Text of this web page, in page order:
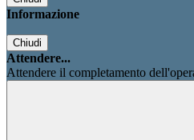
Informazione
Chiudi
Attendere...
Attendere il completamento